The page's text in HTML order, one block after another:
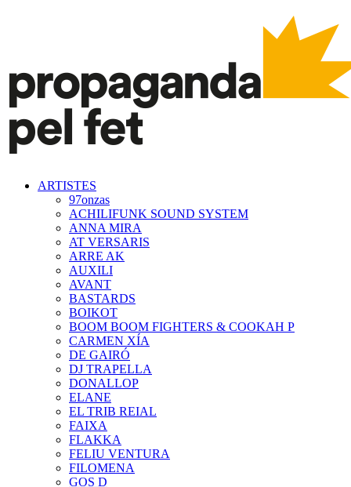
ARTISTES
97onzas
ACHILIFUNK SOUND SYSTEM
ANNA MIRA
AT VERSARIS
ARRE AK
AUXILI
AVANT
BASTARDS
BOIKOT
BOOM BOOM FIGHTERS & COOKAH P
CARMEN XÍA
DE GAIRÓ
DJ TRAPELLA
DONALLOP
ELANE
EL TRIB REIAL
FAIXA
FLAKKA
FELIU VENTURA
FILOMENA
GOS D